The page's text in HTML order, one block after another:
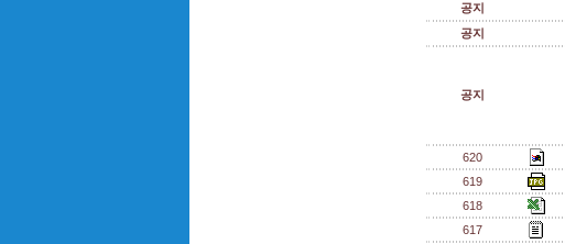
공지
공지
공지
620
619
618
617